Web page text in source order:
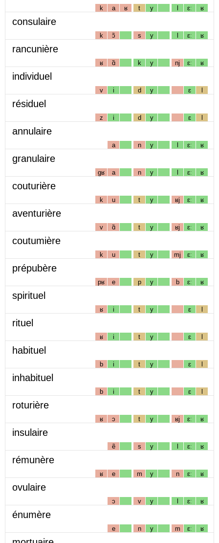
k a ʁ t y l ɛː ʁ
consulaire
k ɔ̃ s y l ɛː ʁ
rancunière
ʁ ɑ̃ k y nj ɛː ʁ
individuel
v i d y ɛ l
résiduel
z i d y ɛ l
annulaire
a n y l ɛː ʁ
granulaire
gʁ a n y l ɛː ʁ
couturière
k u t y ʁj ɛː ʁ
aventurière
v ɑ̃ t y ʁj ɛː ʁ
coutumière
k u t y mj ɛː ʁ
prépubère
pʁ e p y b ɛː ʁ
spirituel
ʁ i t y ɛ l
rituel
ʁ i t y ɛ l
habituel
b i t y ɛ l
inhabituel
b i t y ɛ l
roturière
ʁ ɔ t y ʁj ɛː ʁ
insulaire
ẽ s y l ɛː ʁ
rémunère
ʁ e m y n ɛː ʁ
ovulaire
ɔ v y l ɛː ʁ
énumère
e n y m ɛː ʁ